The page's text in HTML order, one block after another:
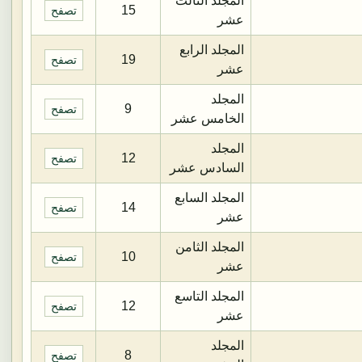
عشر
15 تصفح
المجلد الرابع
عشر
19 تصفح
المجلد
الخامس عشر
9 تصفح
المجلد
السادس عشر
12 تصفح
المجلد السابع
عشر
14 تصفح
المجلد الثامن
عشر
10 تصفح
المجلد التاسع
عشر
12 تصفح
المجلد
8 تصفح